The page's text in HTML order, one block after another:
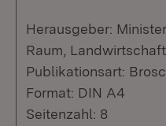
Herausgeber:
Raum,
Publikationsart:
Format: DIN A4
Seitenzahl: 8